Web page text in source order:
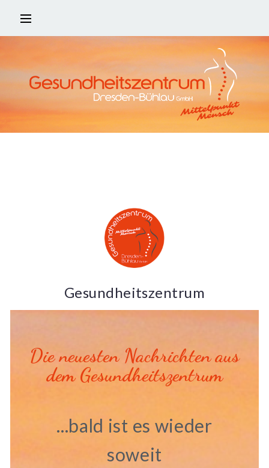
Gesundheitszentrum
Die neuesten Nachrichten aus
dem Gesundheitszentrum
...bald ist es wieder
soweit